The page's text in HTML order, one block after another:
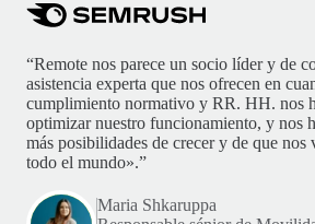
“Remote nos parece un socio líder y de
asistencia experta que nos ofrecen en
cumplimiento normativo y RR. HH. nos
optimizar nuestro funcionamiento, y nos
más posibilidades de crecer y de que nos
todo el mundo».”
Maria Shkaruppa